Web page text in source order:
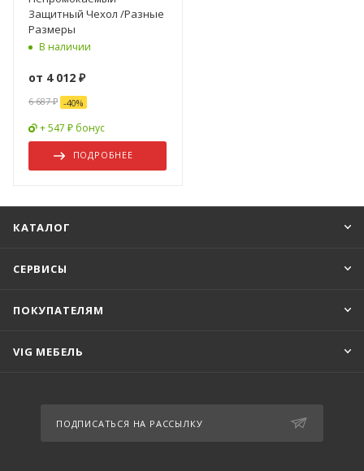
Защитный Чехол /Разные
Размеры
В наличии
от 4 012 ₽
6 687 ₽ -40%
+ 547 ₽ бонус
ПОДРОБНЕЕ
КАТАЛОГ
СЕРВИСЫ
ПОКУПАТЕЛЯМ
VIG МЕБЕЛЬ
ПОДПИСАТЬСЯ НА РАССЫЛКУ